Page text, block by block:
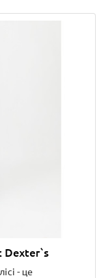
Dexter`s
- це